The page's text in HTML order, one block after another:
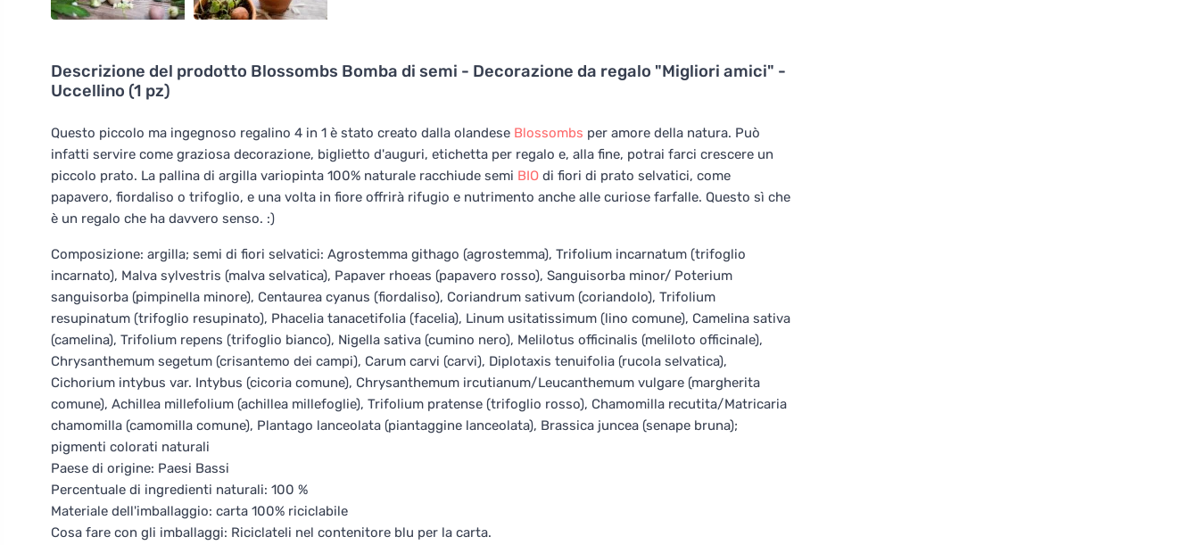
Descrizione del prodotto Blossombs Bomba di semi - Decorazione da regalo "Migliori amici" -
Uccellino (1 pz)
Questo piccolo ma ingegnoso regalino 4 in 1 è stato creato dalla olandese Blossombs per amore della natura. Può
infatti servire come graziosa decorazione, biglietto d'auguri, etichetta per regalo e, alla fine, potrai farci crescere un
piccolo prato. La pallina di argilla variopinta 100% naturale racchiude semi BIO di fiori di prato selvatici, come
papavero, fiordaliso o trifoglio, e una volta in fiore offrirà rifugio e nutrimento anche alle curiose farfalle. Questo sì che
è un regalo che ha davvero senso. :)
Composizione: argilla; semi di fiori selvatici: Agrostemma githago (agrostemma), Trifolium incarnatum (trifoglio
incarnato), Malva sylvestris (malva selvatica), Papaver rhoeas (papavero rosso), Sanguisorba minor/ Poterium
sanguisorba (pimpinella minore), Centaurea cyanus (fiordaliso), Coriandrum sativum (coriandolo), Trifolium
resupinatum (trifoglio resupinato), Phacelia tanacetifolia (facelia), Linum usitatissimum (lino comune), Camelina sativa
(camelina), Trifolium repens (trifoglio bianco), Nigella sativa (cumino nero), Melilotus officinalis (meliloto officinale),
Chrysanthemum segetum (crisantemo dei campi), Carum carvi (carvi), Diplotaxis tenuifolia (rucola selvatica),
Cichorium intybus var. Intybus (cicoria comune), Chrysanthemum ircutianum/Leucanthemum vulgare (margherita
comune), Achillea millefolium (achillea millefoglie), Trifolium pratense (trifoglio rosso), Chamomilla recutita/Matricaria
chamomilla (camomilla comune), Plantago lanceolata (piantaggine lanceolata), Brassica juncea (senape bruna);
pigmenti colorati naturali
Paese di origine: Paesi Bassi
Percentuale di ingredienti naturali: 100 %
Materiale dell'imballaggio: carta 100% riciclabile
Cosa fare con gli imballaggi: Riciclateli nel contenitore blu per la carta.